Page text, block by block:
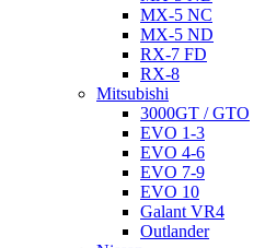
MX-5 NC
MX-5 ND
RX-7 FD
RX-8
Mitsubishi
3000GT / GTO
EVO 1-3
EVO 4-6
EVO 7-9
EVO 10
Galant VR4
Outlander